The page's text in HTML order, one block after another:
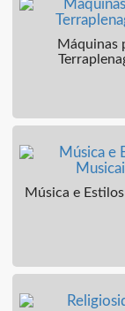
Máquinas
Música e